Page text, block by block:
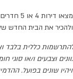
בחלומות
את הבית החדש
כללית בלבד
וצבעים ו/או סוגי
ויהיו שונים בפועל.